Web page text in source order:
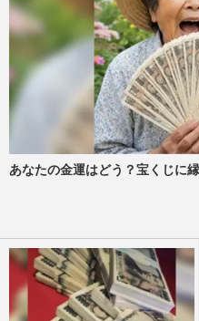
あなたの金運はどう？宝くじに